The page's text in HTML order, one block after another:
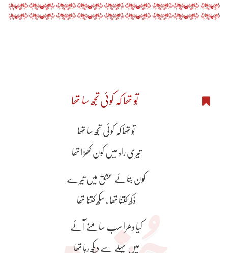
تُو تھا کہ کوئی تُجھ سا تھا
تُو تھا کہ کوئی تُجھ سا تھا
تیری راہ میں کون کھڑا تھا
کون بتائے عشق میں تیرے
دُکھ کتنا تھا ، سُکھ کتنا تھا
کیا دھرا سب سامنے آئے
میں پہلے سے دیکھ رہا تھا